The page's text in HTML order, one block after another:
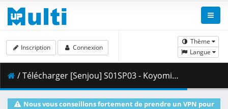
Thème
Langue
Inscription Connexion
/ Télécharger [Senjou] S01SP03 - Koyomi Sand.mkv.001 ( 354.36 MB )
Nous vous conseillons fortement de prendre un VPN pour